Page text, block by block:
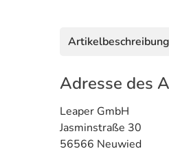
Artikelbeschreibung
Adresse des
Leaper GmbH
Jasminstraße 30
56566 Neuwied